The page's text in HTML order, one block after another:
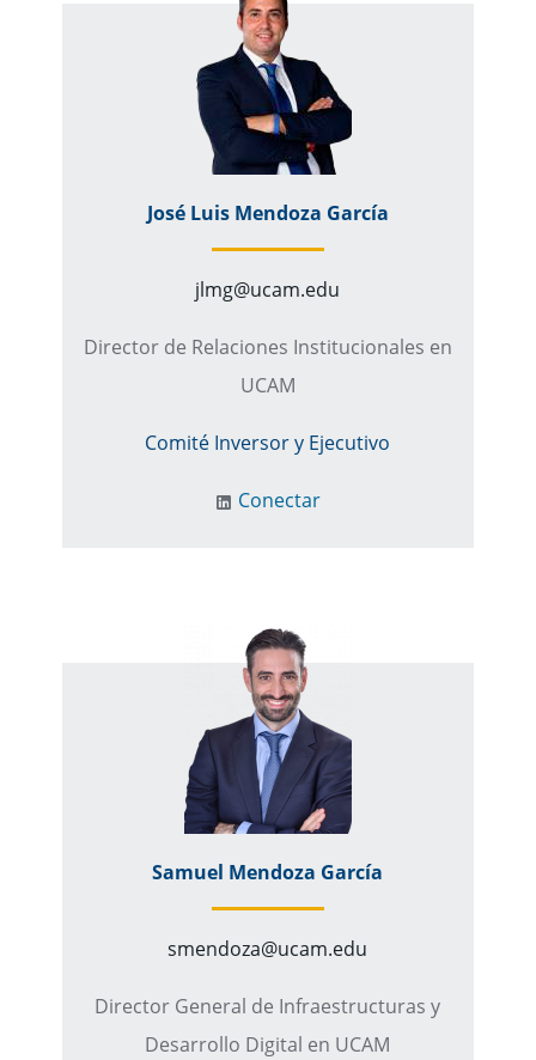
José Luis Mendoza García
jlmg@ucam.edu
Director de Relaciones Institucionales en
UCAM
Comité Inversor y Ejecutivo
Conectar
Samuel Mendoza García
smendoza@ucam.edu
Director General de Infraestructuras y
Desarrollo Digital en UCAM